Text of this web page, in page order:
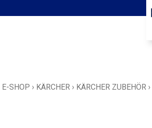
E-SHOP › KÄRCHER › KÄRCHER ZUBEHÖR ›